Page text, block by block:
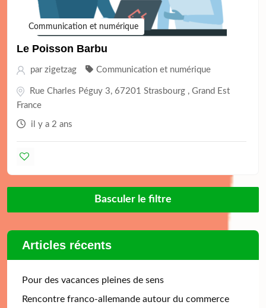
Communication et numérique
Le Poisson Barbu
par zigetzag Communication et numérique
Rue Charles Péguy 3, 67201 Strasbourg , Grand Est
France
il y a 2 ans
Basculer le filtre
Articles récents
Pour des vacances pleines de sens
Rencontre franco-allemande autour du commerce